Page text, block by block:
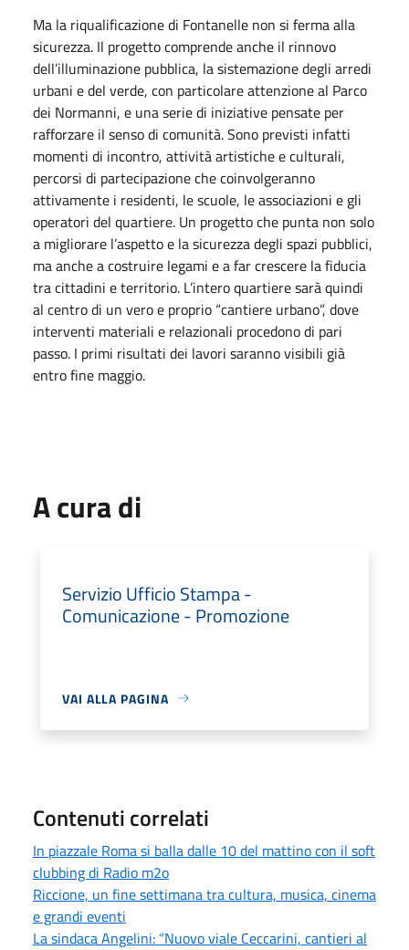
Ma la riqualificazione di Fontanelle non si ferma alla
sicurezza. Il progetto comprende anche il rinnovo
dell’illuminazione pubblica, la sistemazione degli arredi
urbani e del verde, con particolare attenzione al Parco
dei Normanni, e una serie di iniziative pensate per
rafforzare il senso di comunità. Sono previsti infatti
momenti di incontro, attività artistiche e culturali,
percorsi di partecipazione che coinvolgeranno
attivamente i residenti, le scuole, le associazioni e gli
operatori del quartiere. Un progetto che punta non solo
a migliorare l’aspetto e la sicurezza degli spazi pubblici,
ma anche a costruire legami e a far crescere la fiducia
tra cittadini e territorio. L’intero quartiere sarà quindi
al centro di un vero e proprio “cantiere urbano”, dove
interventi materiali e relazionali procedono di pari
passo. I primi risultati dei lavori saranno visibili già
entro fine maggio.
A cura di
Servizio Ufficio Stampa -
Comunicazione - Promozione
VAI ALLA PAGINA
Contenuti correlati
In piazzale Roma si balla dalle 10 del mattino con il soft
clubbing di Radio m2o
Riccione, un fine settimana tra cultura, musica, cinema
e grandi eventi
La sindaca Angelini: “Nuovo viale Ceccarini, cantieri al